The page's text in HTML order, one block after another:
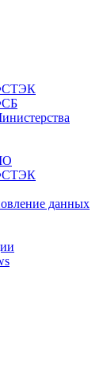
данных